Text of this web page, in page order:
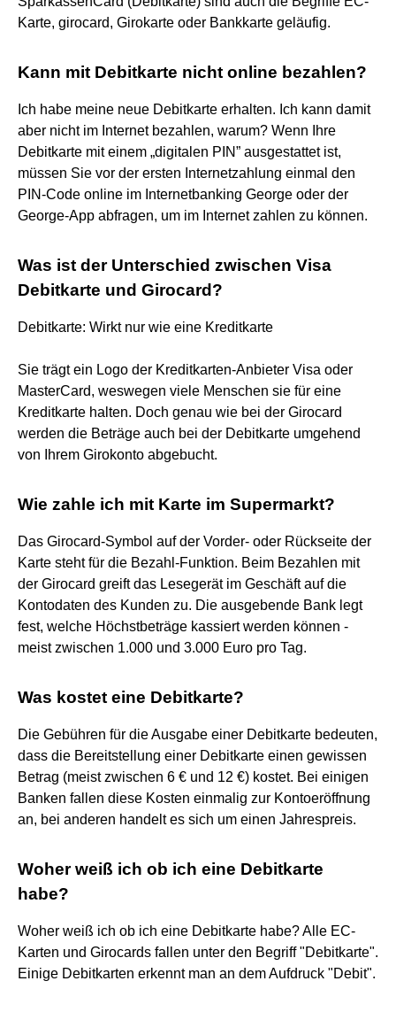
Karte, girocard, Girokarte oder Bankkarte geläufig.
Kann mit Debitkarte nicht online bezahlen?
Ich habe meine neue Debitkarte erhalten. Ich kann damit
aber nicht im Internet bezahlen, warum? Wenn Ihre
Debitkarte mit einem „digitalen PIN” ausgestattet ist,
müssen Sie vor der ersten Internetzahlung einmal den
PIN-Code online im Internetbanking George oder der
George-App abfragen, um im Internet zahlen zu können.
Was ist der Unterschied zwischen Visa
Debitkarte und Girocard?
Debitkarte: Wirkt nur wie eine Kreditkarte
Sie trägt ein Logo der Kreditkarten-Anbieter Visa oder
MasterCard, weswegen viele Menschen sie für eine
Kreditkarte halten. Doch genau wie bei der Girocard
werden die Beträge auch bei der Debitkarte umgehend
von Ihrem Girokonto abgebucht.
Wie zahle ich mit Karte im Supermarkt?
Das Girocard-Symbol auf der Vorder- oder Rückseite der
Karte steht für die Bezahl-Funktion. Beim Bezahlen mit
der Girocard greift das Lesegerät im Geschäft auf die
Kontodaten des Kunden zu. Die ausgebende Bank legt
fest, welche Höchstbeträge kassiert werden können -
meist zwischen 1.000 und 3.000 Euro pro Tag.
Was kostet eine Debitkarte?
Die Gebühren für die Ausgabe einer Debitkarte bedeuten,
dass die Bereitstellung einer Debitkarte einen gewissen
Betrag (meist zwischen 6 € und 12 €) kostet. Bei einigen
Banken fallen diese Kosten einmalig zur Kontoeröffnung
an, bei anderen handelt es sich um einen Jahrespreis.
Woher weiß ich ob ich eine Debitkarte
habe?
Woher weiß ich ob ich eine Debitkarte habe? Alle EC-
Karten und Girocards fallen unter den Begriff "Debitkarte".
Einige Debitkarten erkennt man an dem Aufdruck "Debit".